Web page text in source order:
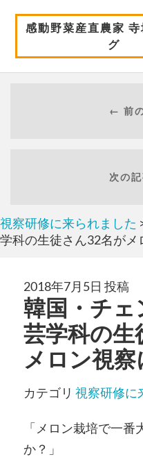
感動野菜産直農家 寺
グ
← 前
次の
視察研修に来られました
学科の生徒さん32名がメ
2018年7月5日 投稿
韓国・チェ
芸学科の
メロン視察
カテゴリ 視察研修に
「メロン栽培で一
か？」